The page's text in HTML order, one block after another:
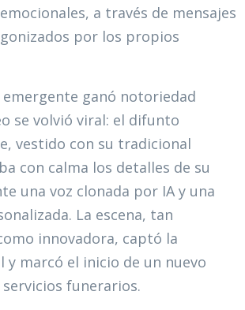
a través de mensajes
por los propios
emergente ganó notoriedad
se volvió viral: el difunto
vestido con su tradicional
con calma los detalles de su
una voz clonada por IA y una
La escena, tan
innovadora, captó la
y marcó el inicio de un nuevo
funerarios.